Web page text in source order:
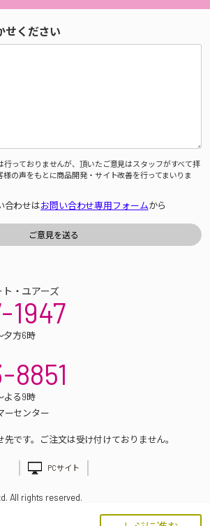
せください
行っておりませんが、頂いたご意見はスタッフがすべて拝
様の声をもとに商品開発・サイト改善を行ってまいりま
合わせはお問い合わせ専用フォームから
・ユアーズ
1947
夕方6時
8851
よる9時
ーセンター
です。ご注文は受け付けておりません。
PCサイト
All rights reserved.